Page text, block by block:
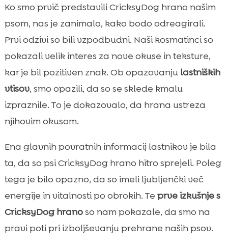
Ko smo prvič predstavili CricksyDog hrano našim
psom, nas je zanimalo, kako bodo odreagirali.
Prvi odzivi so bili vzpodbudni. Naši kosmatinci so
pokazali velik interes za nove okuse in teksture,
kar je bil pozitiven znak. Ob opazovanju lastniških
vtisov, smo opazili, da so se sklede kmalu
izpraznile. To je dokazovalo, da hrana ustreza
njihovim okusom.
Ena glavnih povratnih informacij lastnikov je bila
ta, da so psi CricksyDog hrano hitro sprejeli. Poleg
tega je bilo opazno, da so imeli ljubljenčki več
energije in vitalnosti po obrokih. Te prve izkušnje s
CricksyDog hranoso nam pokazale, da smo na
pravi poti pri izboljševanju prehrane naših psov.